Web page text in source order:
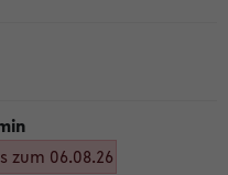
zum 06.08.26